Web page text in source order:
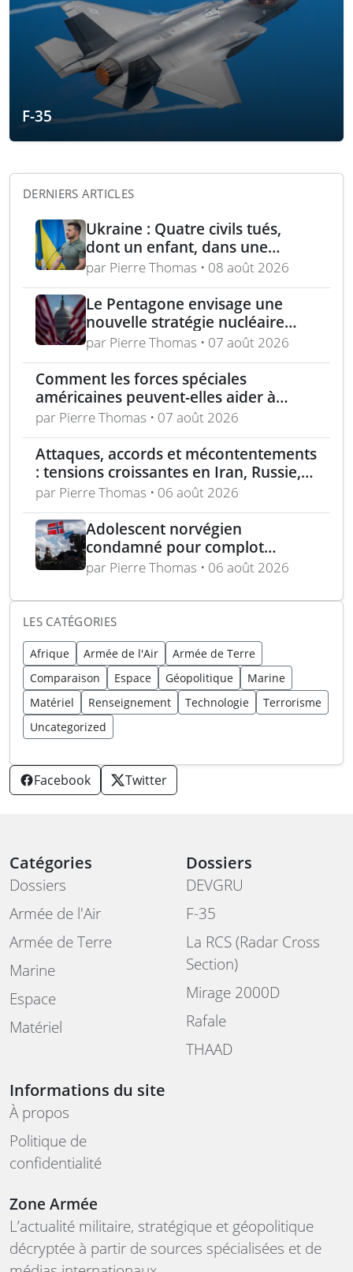
F-35
DERNIERS ARTICLES
Ukraine : Quatre civils tués,
dont un enfant, dans une
attaque russe par missile
balistique sur Kiev – Deux
raffineries russes visées par
l’Ukraine
par Pierre Thomas • 08 août 2026
Le Pentagone envisage une
nouvelle stratégie nucléaire
pour dissuader les conflits
régionaux
par Pierre Thomas • 07 août 2026
Comment les forces spéciales
américaines peuvent-elles aider à
repousser la Chine à Taïwan ?
par Pierre Thomas • 07 août 2026
Attaques, accords et mécontentements
: tensions croissantes en Iran, Russie,
Chine, Corée du Nord et jihadistes
par Pierre Thomas • 06 août 2026
Adolescent norvégien
condamné pour complot
d’assassinat au Royaume-Uni
par Pierre Thomas • 06 août 2026
LES CATÉGORIES
Afrique Armée de l'Air
Armée de Terre
Comparaison
Espace Géopolitique
Marine
Matériel
Renseignement Technologie
Terrorisme
Uncategorized
Facebook Twitter
Catégories
Dossiers
Armée de l'Air
Armée de Terre
Marine
Espace
Matériel
Dossiers
DEVGRU
F-35
La RCS (Radar Cross
Section)
Mirage 2000D
Rafale
THAAD
Informations du site
À propos
Politique de
confidentialité
Zone Armée
L’actualité militaire, stratégique et géopolitique
décryptée à partir de sources spécialisées et de